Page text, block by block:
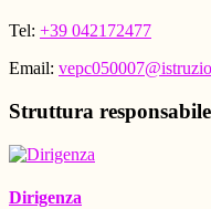
Tel: +39 042172477
Email:
Struttura
Dirigenza